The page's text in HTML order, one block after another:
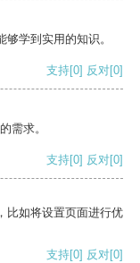
学到实用的知识。
支持[0] 反对[0]
需求。
支持[0] 反对[0]
比如将设置页面进行优
支持[0] 反对[0]